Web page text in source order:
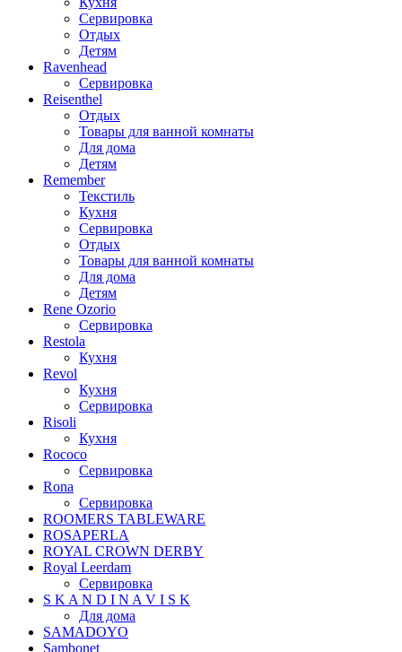
Сервировка
Отдых
Детям
Ravenhead
Сервировка
Reisenthel
Отдых
Товары для ванной комнаты
Для дома
Детям
Remember
Текстиль
Кухня
Сервировка
Отдых
Товары для ванной комнаты
Для дома
Детям
Rene Ozorio
Сервировка
Restola
Кухня
Revol
Кухня
Сервировка
Risoli
Кухня
Rococo
Сервировка
Rona
Сервировка
ROOMERS TABLEWARE
ROSAPERLA
ROYAL CROWN DERBY
Royal Leerdam
Сервировка
S K A N D I N A V I S K
Для дома
SAMADOYO
Sambonet